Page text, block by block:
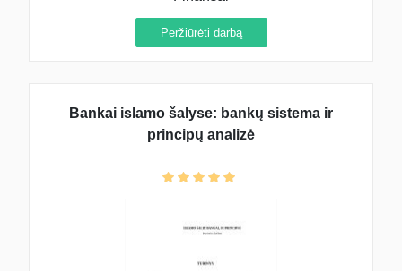
Peržiūrėti darbą
Bankai islamo šalyse: bankų sistema ir
principų analizė